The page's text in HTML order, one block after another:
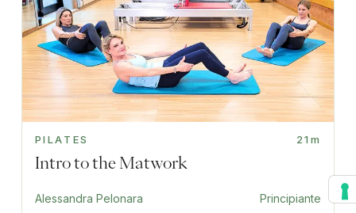
PILATES 21m
Intro to the Matwork
Alessandra Pelonara Principiante